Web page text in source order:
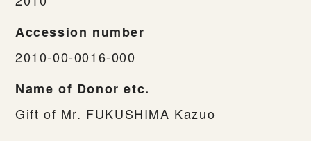
Accession number
2010-00-0016-000
Name of Donor etc.
Gift of Mr. FUKUSHIMA Kazuo